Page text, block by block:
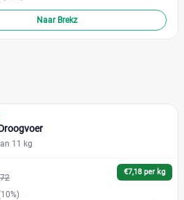
Naar Brekz
11 kg
€7,18 per kg